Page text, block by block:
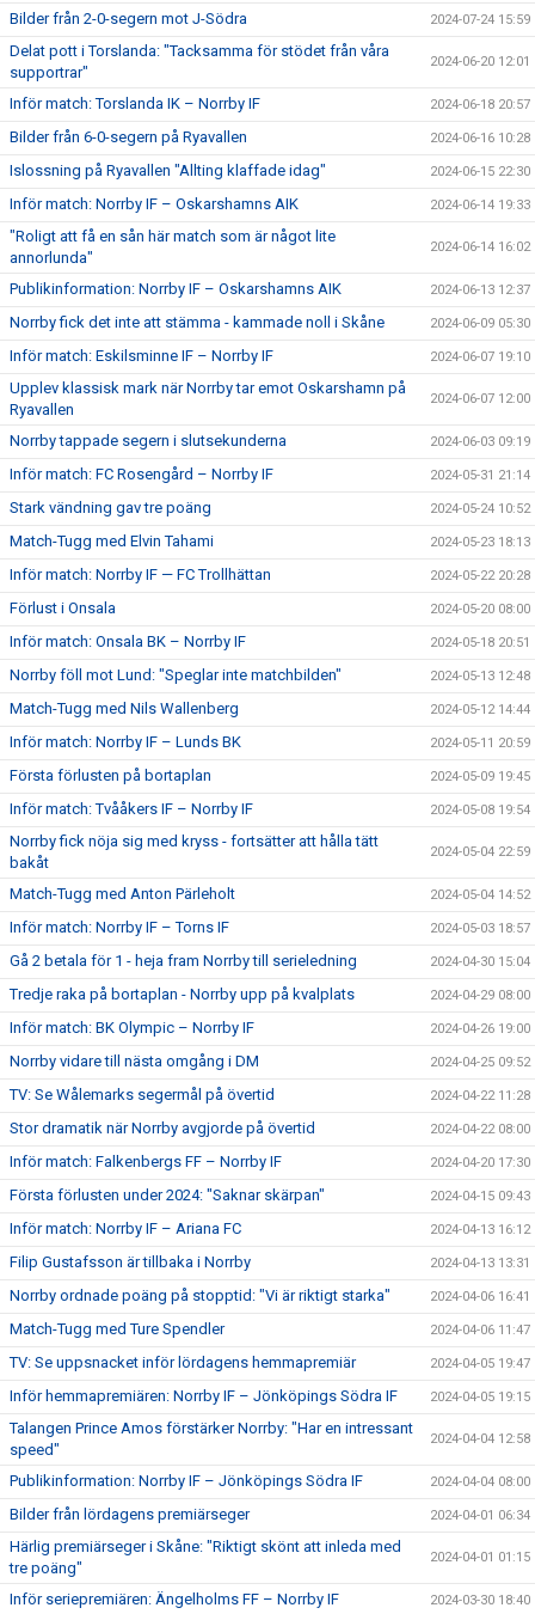
Bilder från 2-0-segern mot J-Södra 2024-07-24 15:59
Delat pott i Torslanda: "Tacksamma för stödet från våra
supportrar"
2024-06-20 12:01
Inför match: Torslanda IK – Norrby IF 2024-06-18 20:57
Bilder från 6-0-segern på Ryavallen 2024-06-16 10:28
Islossning på Ryavallen "Allting klaffade idag" 2024-06-15 22:30
Inför match: Norrby IF – Oskarshamns AIK 2024-06-14 19:33
"Roligt att få en sån här match som är något lite
annorlunda"
2024-06-14 16:02
Publikinformation: Norrby IF – Oskarshamns AIK 2024-06-13 12:37
Norrby fick det inte att stämma - kammade noll i Skåne 2024-06-09 05:30
Inför match: Eskilsminne IF – Norrby IF 2024-06-07 19:10
Upplev klassisk mark när Norrby tar emot Oskarshamn på
Ryavallen
2024-06-07 12:00
Norrby tappade segern i slutsekunderna 2024-06-03 09:19
Inför match: FC Rosengård – Norrby IF 2024-05-31 21:14
Stark vändning gav tre poäng 2024-05-24 10:52
Match-Tugg med Elvin Tahami 2024-05-23 18:13
Inför match: Norrby IF — FC Trollhättan 2024-05-22 20:28
Förlust i Onsala 2024-05-20 08:00
Inför match: Onsala BK – Norrby IF 2024-05-18 20:51
Norrby föll mot Lund: "Speglar inte matchbilden" 2024-05-13 12:48
Match-Tugg med Nils Wallenberg 2024-05-12 14:44
Inför match: Norrby IF – Lunds BK 2024-05-11 20:59
Första förlusten på bortaplan 2024-05-09 19:45
Inför match: Tvååkers IF – Norrby IF 2024-05-08 19:54
Norrby fick nöja sig med kryss - fortsätter att hålla tätt
bakåt
2024-05-04 22:59
Match-Tugg med Anton Pärleholt 2024-05-04 14:52
Inför match: Norrby IF – Torns IF 2024-05-03 18:57
Gå 2 betala för 1 - heja fram Norrby till serieledning 2024-04-30 15:04
Tredje raka på bortaplan - Norrby upp på kvalplats 2024-04-29 08:00
Inför match: BK Olympic – Norrby IF 2024-04-26 19:00
Norrby vidare till nästa omgång i DM 2024-04-25 09:52
TV: Se Wålemarks segermål på övertid 2024-04-22 11:28
Stor dramatik när Norrby avgjorde på övertid 2024-04-22 08:00
Inför match: Falkenbergs FF – Norrby IF 2024-04-20 17:30
Första förlusten under 2024: "Saknar skärpan" 2024-04-15 09:43
Inför match: Norrby IF – Ariana FC 2024-04-13 16:12
Filip Gustafsson är tillbaka i Norrby 2024-04-13 13:31
Norrby ordnade poäng på stopptid: "Vi är riktigt starka" 2024-04-06 16:41
Match-Tugg med Ture Spendler 2024-04-06 11:47
TV: Se uppsnacket inför lördagens hemmapremiär 2024-04-05 19:47
Inför hemmapremiären: Norrby IF – Jönköpings Södra IF 2024-04-05 19:15
Talangen Prince Amos förstärker Norrby: "Har en intressant
speed"
2024-04-04 12:58
Publikinformation: Norrby IF – Jönköpings Södra IF 2024-04-04 08:00
Bilder från lördagens premiärseger 2024-04-01 06:34
Härlig premiärseger i Skåne: "Riktigt skönt att inleda med
tre poäng"
2024-04-01 01:15
Inför seriepremiären: Ängelholms FF – Norrby IF 2024-03-30 18:40